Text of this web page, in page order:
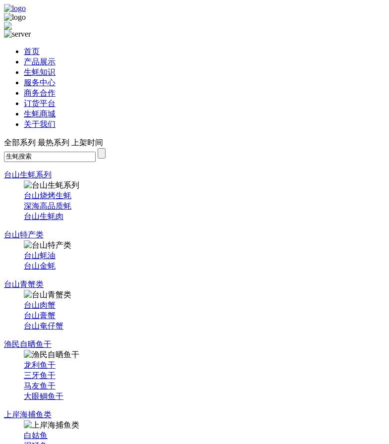
首页
产品展示
生蚝知识
服务中心
商务合作
订货平台
生蚝商城
关于我们
全部系列 最热系列 上架时间
台山生蚝系列
台山烧烤生蚝
深海高品质蚝
台山生蚝肉
台山特产类
台山蚝油
台山金蚝
台山青蟹类
台山肉蟹
台山膏蟹
台山奄仔蟹
渔民自晒鱼干
龙利鱼干
三牙鱼干
马友鱼干
大眼鲷鱼干
上岸海捕鱼类
白姑鱼